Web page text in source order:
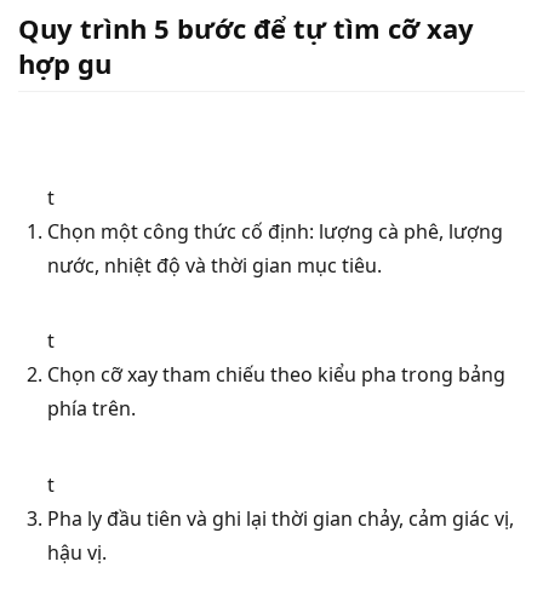
Quy trình 5 bước để tự tìm cỡ xay
hợp gu
t
Chọn một công thức cố định: lượng cà phê, lượng
nước, nhiệt độ và thời gian mục tiêu.
t
Chọn cỡ xay tham chiếu theo kiểu pha trong bảng
phía trên.
t
Pha ly đầu tiên và ghi lại thời gian chảy, cảm giác vị,
hậu vị.